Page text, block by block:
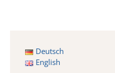
Deutsch
English